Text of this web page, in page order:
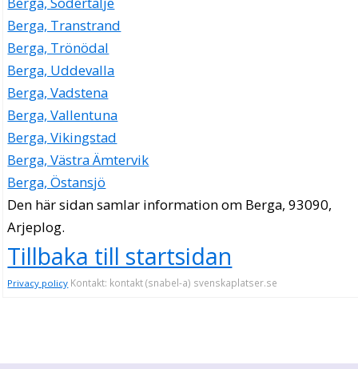
Berga, Transtrand
Berga, Trönödal
Berga, Uddevalla
Berga, Vadstena
Berga, Vallentuna
Berga, Vikingstad
Berga, Västra Ämtervik
Berga, Östansjö
Den här sidan samlar information om Berga, 93090,
Arjeplog.
Tillbaka till startsidan
Privacy policy Kontakt: kontakt (snabel-a) svenskaplatser.se